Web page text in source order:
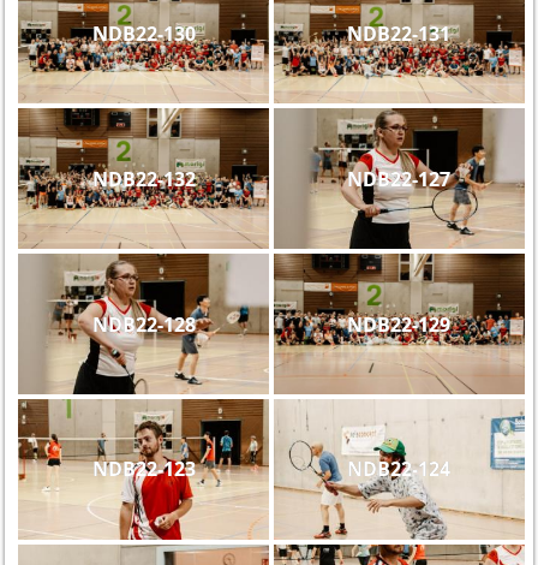
NDB22-130 NDB22-131
NDB22-132 NDB22-127
NDB22-128 NDB22-129
NDB22-123 NDB22-124